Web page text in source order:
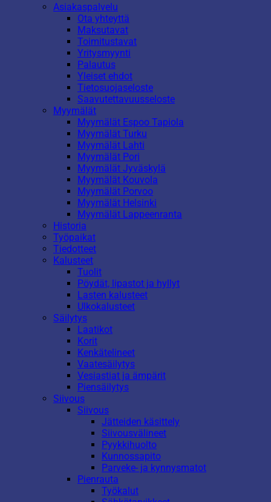
Asiakaspalvelu
Ota yhteyttä
Maksutavat
Toimitustavat
Yritysmyynti
Palautus
Yleiset ehdot
Tietosuojaseloste
Saavutettavuusseloste
Myymälät
Myymälät Espoo Tapiola
Myymälät Turku
Myymälät Lahti
Myymälät Pori
Myymälät Jyväskylä
Myymälät Kouvola
Myymälät Porvoo
Myymälät Helsinki
Myymälät Lappeenranta
Historia
Työpaikat
Tiedotteet
Kalusteet
Tuolit
Pöydät, lipastot ja hyllyt
Lasten kalusteet
Ulkokalusteet
Säilytys
Laatikot
Korit
Kenkätelineet
Vaatesäilytys
Vesiastiat ja ämpärit
Piensäilytys
Siivous
Siivous
Jätteiden käsittely
Siivousvälineet
Pyykkihuolto
Kunnossapito
Parveke- ja kynnysmatot
Pienrauta
Työkalut